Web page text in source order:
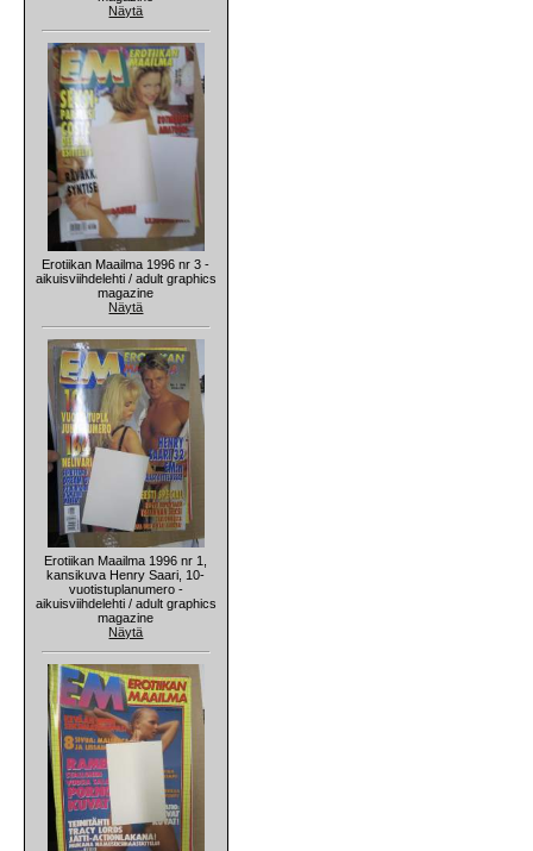
Näytä
Erotiikan Maailma 1996 nr 3 -
aikuisviihdelehti / adult graphics
magazine
Näytä
Erotiikan Maailma 1996 nr 1,
kansikuva Henry Saari, 10-
vuotistuplanumero -
aikuisviihdelehti / adult graphics
magazine
Näytä